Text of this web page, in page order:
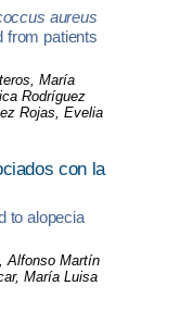
aureus
from patients
María
Rodríguez
Rojas, Evelia
con la
to alopecia
Alfonso Martín
María Luisa